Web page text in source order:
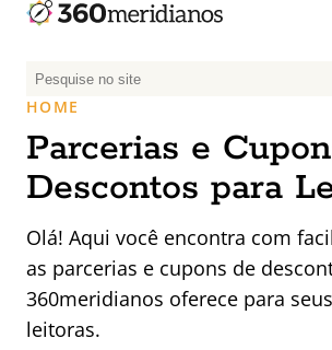
P
e
q
u
i
s
r
p
o
HOME
Parcerias e
Descontos para
Olá! Aqui você encontra com
as parcerias e cupons de
360meridianos oferece para
leitoras.